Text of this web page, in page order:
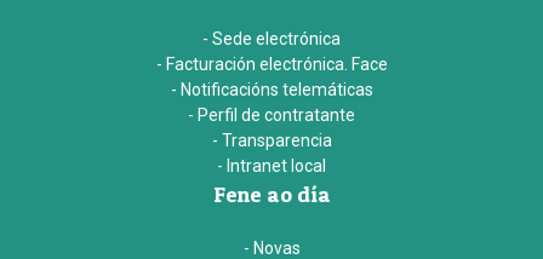
- Sede electrónica
- Facturación electrónica. Face
- Notificacións telemáticas
- Perfil de contratante
- Transparencia
- Intranet local
Fene ao día
- Novas